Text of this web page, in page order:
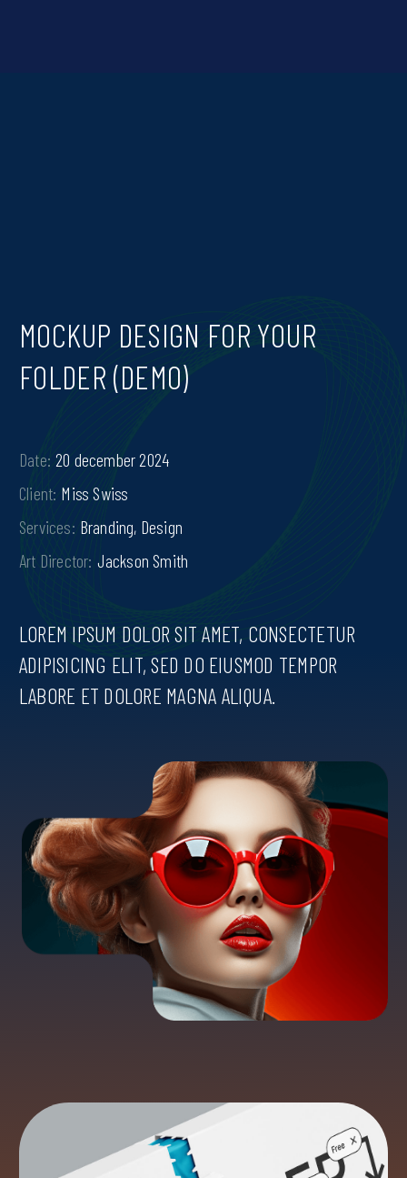
MOCKUP DESIGN FOR YOUR
FOLDER (DEMO)
Date: 20 december 2024
Client: Miss Swiss
Services: Branding, Design
Art Director: Jackson Smith
LOREM IPSUM DOLOR SIT AMET, CONSECTETUR
ADIPISICING ELIT, SED DO EIUSMOD TEMPOR
LABORE ET DOLORE MAGNA ALIQUA.